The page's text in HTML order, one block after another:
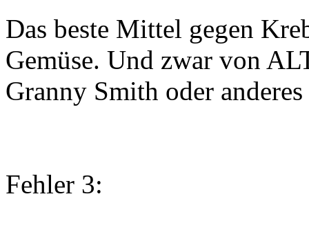
Das beste Mittel gegen
Gemüse. Und zwar von
Granny Smith oder
Fehler 3: